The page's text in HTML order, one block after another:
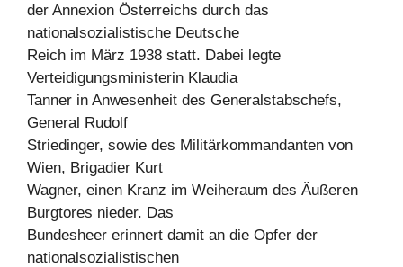
der Annexion Österreichs durch das
nationalsozialistische Deutsche
Reich im März 1938 statt. Dabei legte
Verteidigungsministerin Klaudia
Tanner in Anwesenheit des Generalstabschefs,
General Rudolf
Striedinger, sowie des Militärkommandanten von
Wien, Brigadier Kurt
Wagner, einen Kranz im Weiheraum des Äußeren
Burgtores nieder. Das
Bundesheer erinnert damit an die Opfer der
nationalsozialistischen